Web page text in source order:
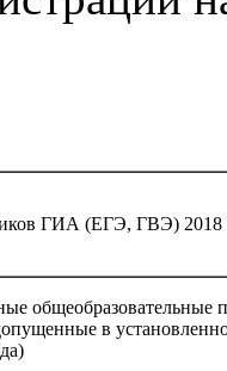
ГИА (ЕГЭ, ГВЭ) 2018
общеобразовательные
в